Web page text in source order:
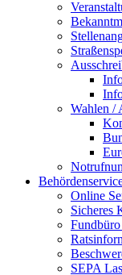
Wahlen /
Online
Sicheres
SEPA